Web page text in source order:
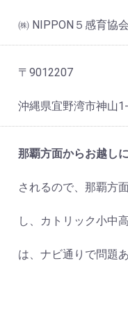
㈱ NIPPON５感育協会
〒9012207
沖縄県宜野湾市神山
那覇方面からお越し
されるので、那覇方
し、カトリック小中
は、ナビ通りで問題